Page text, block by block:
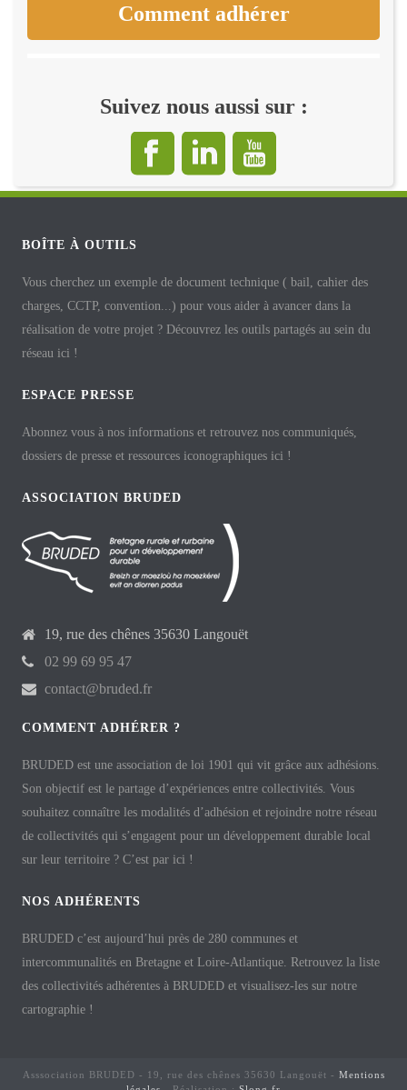
Comment adhérer
Suivez nous aussi sur :
BOÎTE À OUTILS
Vous cherchez un exemple de document technique ( bail, cahier des
charges, CCTP, convention...) pour vous aider à avancer dans la
réalisation de votre projet ? Découvrez les outils partagés au sein du
réseau ici !
ESPACE PRESSE
Abonnez vous à nos informations et retrouvez nos communiqués,
dossiers de presse et ressources iconographiques ici !
ASSOCIATION BRUDED
19, rue des chênes 35630 Langouët
02 99 69 95 47
contact@bruded.fr
COMMENT ADHÉRER ?
BRUDED est une association de loi 1901 qui vit grâce aux adhésions.
Son objectif est le partage d’expériences entre collectivités. Vous
souhaitez connaître les modalités d’adhésion et rejoindre notre réseau
de collectivités qui s’engagent pour un développement durable local
sur leur territoire ? C’est par ici !
NOS ADHÉRENTS
BRUDED c’est aujourd’hui près de 280 communes et
intercommunalités en Bretagne et Loire-Atlantique. Retrouvez la liste
des collectivités adhérentes à BRUDED et visualisez-les sur notre
cartographie !
Asssociation BRUDED - 19, rue des chênes 35630 Langouët - Mentions